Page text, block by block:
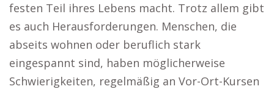
festen Teil ihres Lebens macht. Trotz allem gibt
es auch Herausforderungen. Menschen, die
abseits wohnen oder beruflich stark
eingespannt sind, haben möglicherweise
Schwierigkeiten, regelmäßig an Vor-Ort-Kursen